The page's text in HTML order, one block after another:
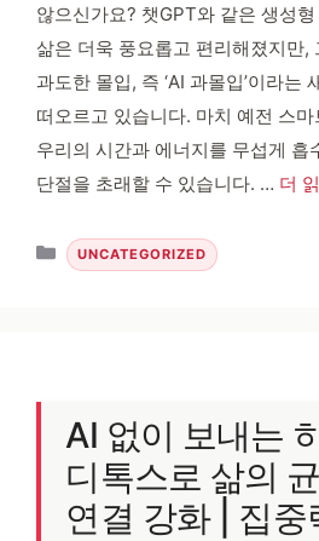
않으신가요? 챗GPT와 같은 생성
삶은 더욱 풍요롭고 편리해졌지만,
과도한 몰입, 즉 ‘AI 과몰입’이라는
떠오르고 있습니다. 마치 예전 스
우리의 시간과 에너지를 무섭게 흡
단절을 초래할 수 있습니다. … 더
카테고리
UNCATEGORIZED
AI 없이 보내는
디톡스로 삶의 균
연결 강화 | 집중